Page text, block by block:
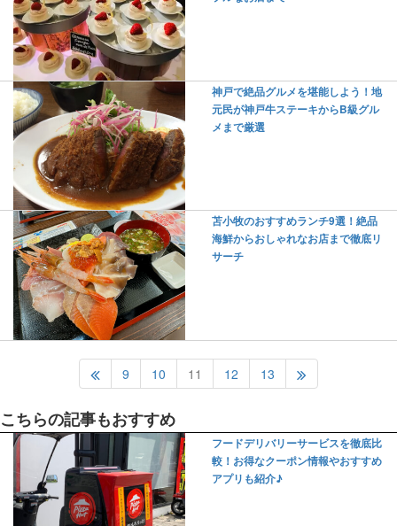
神戸で絶品グルメを堪能しよう！地
元民が神戸牛ステーキからB級グル
メまで厳選
苫小牧のおすすめランチ9選！絶品
海鮮からおしゃれなお店まで徹底リ
サーチ
9 10 11 12 13
こちらの記事もおすすめ
フードデリバリーサービスを徹底比
較！お得なクーポン情報やおすすめ
アプリも紹介♪